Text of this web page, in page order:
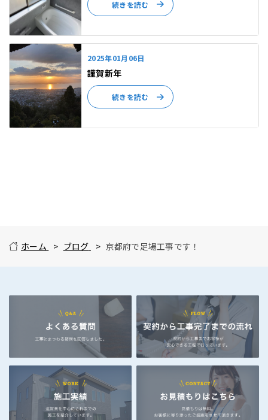
続きを読む
2025年01月06日
謹賀新年
続きを読む
ホーム ブログ 京都府で足場工事です！